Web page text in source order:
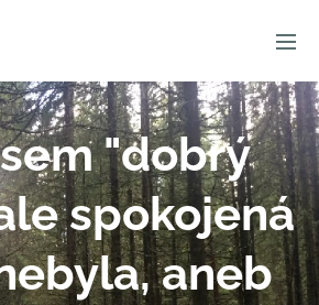
"dobrý
spokojená
aneb